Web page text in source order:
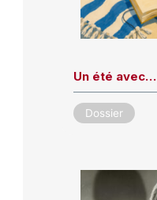
Un été avec…
Dossier